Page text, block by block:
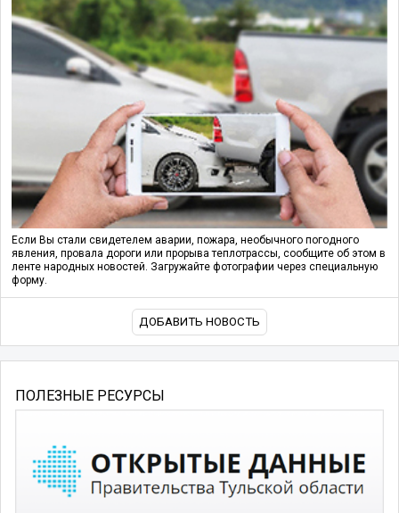
Если Вы стали свидетелем аварии, пожара, необычного погодного
явления, провала дороги или прорыва теплотрассы, сообщите об этом в
ленте народных новостей. Загружайте фотографии через специальную
форму.
ДОБАВИТЬ НОВОСТЬ
ПОЛЕЗНЫЕ РЕСУРСЫ